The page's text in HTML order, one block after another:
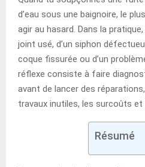
d’eau sous une baignoire, le
agir au hasard. Dans la
joint usé, d’un siphon
coque fissurée ou d’un
réflexe consiste à faire
avant de lancer des
travaux inutiles, les surcoûts et
Résumé